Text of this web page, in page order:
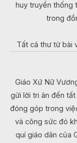
huy truyền thống
trong
Tất cả thư từ bài
Giáo Xứ Nữ
gửi lời tri ân đến
đóng góp trong
và công sức đó
quí giáo dân của